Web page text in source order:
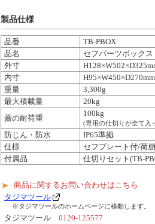
製品仕様
品番
TB-PBOX
品名
セフパーツボックス
外寸
内寸
H95×W450×D270mm
重量
3,300g
最大積載量
20kg
蓋の耐荷重
100kg
(専用の仕切りが全て入
防じん・防水
IP65準拠
仕様
セフプレート付/荷
付属品
仕切りセット(TB-
商品に関するお問い合わせはこちら
タジマツール
※タジマツールのホームページに移動します。
タジマツール 0120-125577